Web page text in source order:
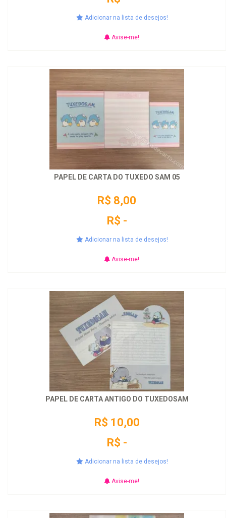
Adicionar na lista de desejos!
Avise-me!
PAPEL DE CARTA DO TUXEDO SAM 05
R$ 8,00
R$ -
Adicionar na lista de desejos!
Avise-me!
PAPEL DE CARTA ANTIGO DO TUXEDOSAM
R$ 10,00
R$ -
Adicionar na lista de desejos!
Avise-me!